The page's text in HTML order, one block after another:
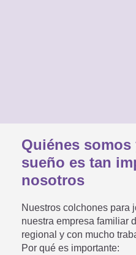
Quiénes somos
sueño es tan
nosotros
Nuestros colchones para
nuestra empresa familiar
regional y con mucho
Por qué es importante: